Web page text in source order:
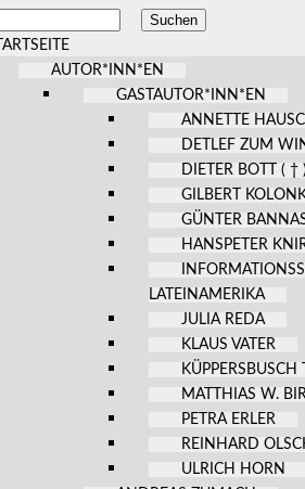
AUTOR*INN*EN
GASTAUTOR*INN*EN
ANNETTE
DETLEF ZUM
DIETER BOTT ( † )
GILBERT
GÜNTER
HANSPETER
LATEINAMERIKA
JULIA REDA
KLAUS VATER
KÜPPERSBUSCH
MATTHIAS W.
PETRA ERLER
REINHARD
ULRICH HORN